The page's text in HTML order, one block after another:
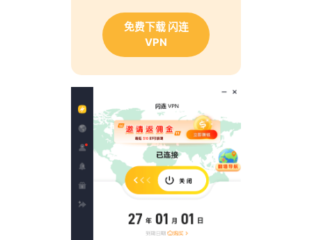
免费下载 闪连
VPN